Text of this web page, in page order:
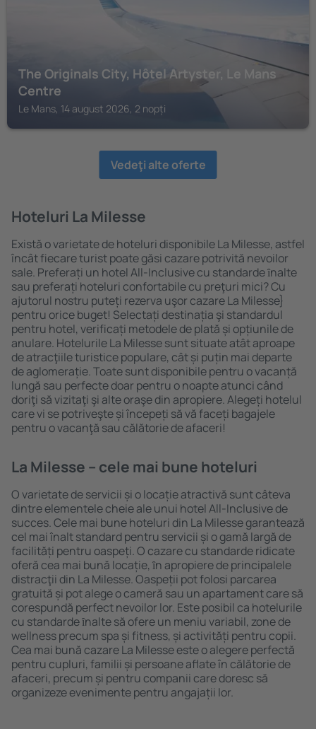
The Originals City, Hôtel Artyster, Le Mans
Centre
Le Mans, 14 august 2026, 2 nopți
Vedeţi alte oferte
Hoteluri La Milesse
Există o varietate de hoteluri disponibile La Milesse, astfel
încât fiecare turist poate găsi cazare potrivită nevoilor
sale. Preferați un hotel All-Inclusive cu standarde ȋnalte
sau preferați hoteluri confortabile cu preţuri mici? Cu
ajutorul nostru puteți rezerva uşor cazare La Milesse}
pentru orice buget! Selectați destinația şi standardul
pentru hotel, verificați metodele de plată și opțiunile de
anulare. Hotelurile La Milesse sunt situate atât aproape
de atracţiile turistice populare, cât și puțin mai departe
de aglomerație. Toate sunt disponibile pentru o vacanță
lungă sau perfecte doar pentru o noapte atunci când
doriţi să vizitaţi şi alte oraşe din apropiere. Alegeți hotelul
care vi se potriveşte și începeți să vă faceți bagajele
pentru o vacanţă sau călătorie de afaceri!
La Milesse – cele mai bune hoteluri
O varietate de servicii și o locație atractivă sunt câteva
dintre elementele cheie ale unui hotel All-Inclusive de
succes. Cele mai bune hoteluri din La Milesse garantează
cel mai înalt standard pentru servicii și o gamă largă de
facilități pentru oaspeți. O cazare cu standarde ridicate
oferă cea mai bună locație, ȋn apropiere de principalele
distracţii din La Milesse. Oaspeții pot folosi parcarea
gratuită și pot alege o cameră sau un apartament care să
corespundă perfect nevoilor lor. Este posibil ca hotelurile
cu standarde ȋnalte să ofere un meniu variabil, zone de
wellness precum spa și fitness, și activități pentru copii.
Cea mai bună cazare La Milesse este o alegere perfectă
pentru cupluri, familii și persoane aflate în călătorie de
afaceri, precum și pentru companii care doresc să
organizeze evenimente pentru angajații lor.